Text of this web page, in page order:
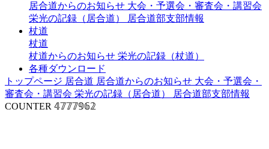
居合道からのお知らせ 大会・予選会・審査会・講習会
栄光の記録（居合道）
居合道部支部情報
杖道
杖道
杖道からのお知らせ 栄光の記録（杖道）
各種ダウンロード
トップページ 居合道 居合道からのお知らせ 大会・予選会・
審査会・講習会 栄光の記録（居合道）
居合道部支部情報
COUNTER 𝟜𝟟𝟟𝟟𝟡𝟞𝟚